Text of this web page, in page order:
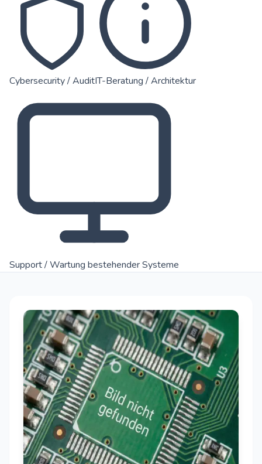
Cybersecurity / AuditIT-Beratung / Architektur
Support / Wartung bestehender Systeme